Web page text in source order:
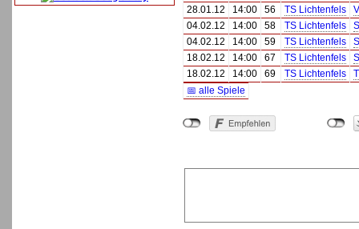
28.01.12
14:00 56 TS Lichtenfels
04.02.12
14:00 58 TS Lichtenfels
04.02.12
14:00 59 TS Lichtenfels
18.02.12
14:00 67 TS Lichtenfels
18.02.12
14:00 69 TS Lichtenfels
📅 alle Spiele